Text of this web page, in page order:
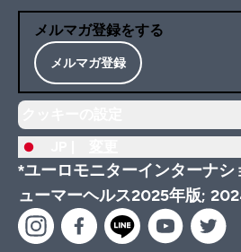
メルマガ登録をする
メルマガ登録
*ユーロモニターインターナシ
ューマーヘルス2025年版;